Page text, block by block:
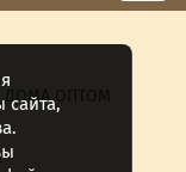
ОПТОМ
сайта,